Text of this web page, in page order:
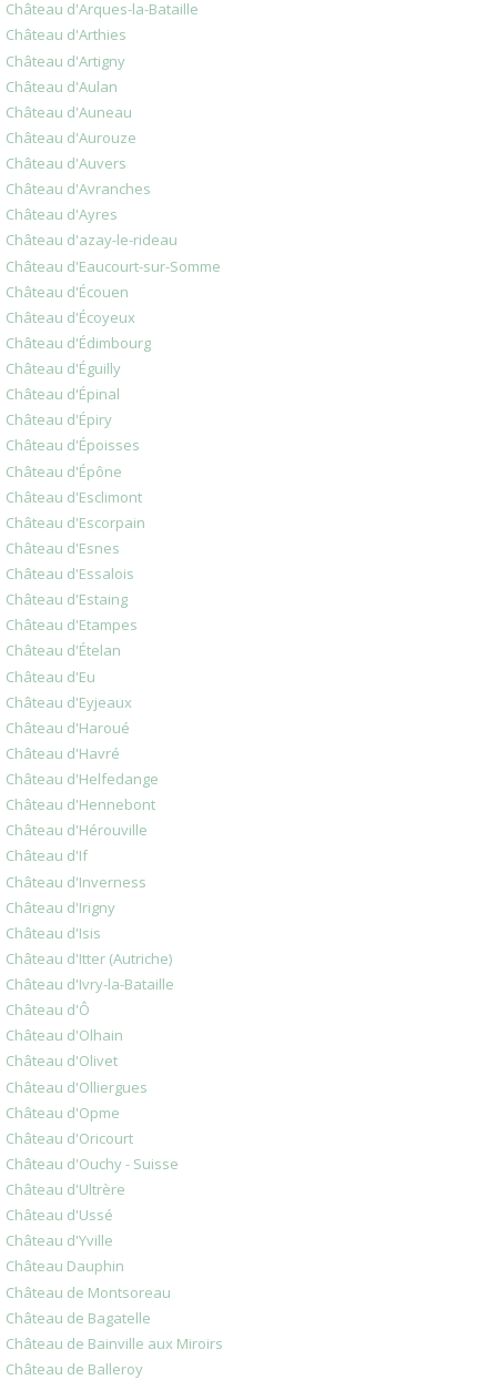
Château d'Arques-la-Bataille
Château d'Arthies
Château d'Artigny
Château d'Aulan
Château d'Auneau
Château d'Aurouze
Château d'Auvers
Château d'Avranches
Château d'Ayres
Château d'azay-le-rideau
Château d'Eaucourt-sur-Somme
Château d'Écouen
Château d'Écoyeux
Château d'Édimbourg
Château d'Éguilly
Château d'Épinal
Château d'Épiry
Château d'Époisses
Château d'Épône
Château d'Esclimont
Château d'Escorpain
Château d'Esnes
Château d'Essalois
Château d'Estaing
Château d'Etampes
Château d'Ételan
Château d'Eu
Château d'Eyjeaux
Château d'Haroué
Château d'Havré
Château d'Helfedange
Château d'Hennebont
Château d'Hérouville
Château d'If
Château d'Inverness
Château d'Irigny
Château d'Isis
Château d'Itter (Autriche)
Château d'Ivry-la-Bataille
Château d'Ô
Château d'Olhain
Château d'Olivet
Château d'Olliergues
Château d'Opme
Château d'Oricourt
Château d'Ouchy - Suisse
Château d'Ultrère
Château d'Ussé
Château d'Yville
Château Dauphin
Château de Montsoreau
Château de Bagatelle
Château de Bainville aux Miroirs
Château de Balleroy